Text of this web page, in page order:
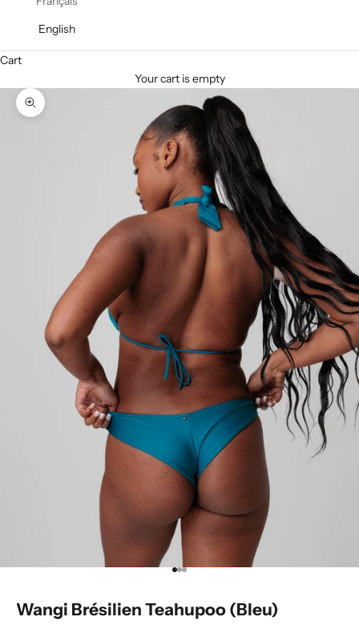
English
Cart
Your cart is empty
Zoom picture
Go to item 1
Go to item 2
Go to item 3
Wangi Brésilien Teahupoo (Bleu)